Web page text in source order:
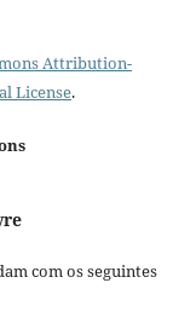
Attribution-
License.
com os seguintes